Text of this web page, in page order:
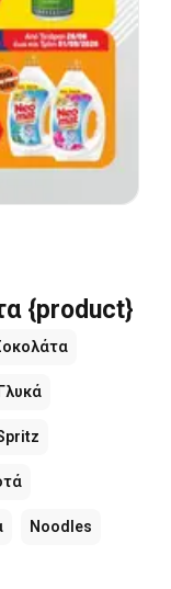
{product}
Γλυκά
Noodles